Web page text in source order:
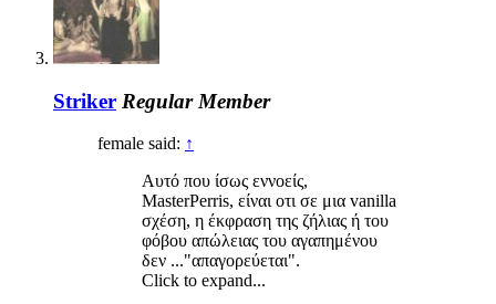
Striker Regular Member
female said: ↑
Αυτό που ίσως εννοείς,
MasterPerris, είναι οτι σε μια vanilla
σχέση, η έκφραση της ζήλιας ή του
φόβου απώλειας του αγαπημένου
δεν ..."απαγορεύεται".
Click to expand...